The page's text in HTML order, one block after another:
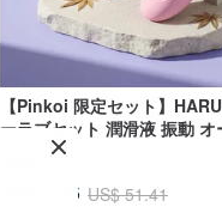
【Pinkoi 限定セット】
ーラブセット 潤滑液 振動 オ
ム セックストイ
US$ 45.25 US$ 51.41